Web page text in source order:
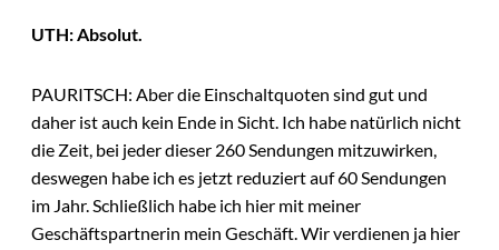
UTH: Absolut.
PAURITSCH: Aber die Einschaltquoten sind gut und
daher ist auch kein Ende in Sicht. Ich habe natürlich nicht
die Zeit, bei jeder dieser 260 Sendungen mitzuwirken,
deswegen habe ich es jetzt reduziert auf 60 Sendungen
im Jahr. Schließlich habe ich hier mit meiner
Geschäftspartnerin mein Geschäft. Wir verdienen ja hier